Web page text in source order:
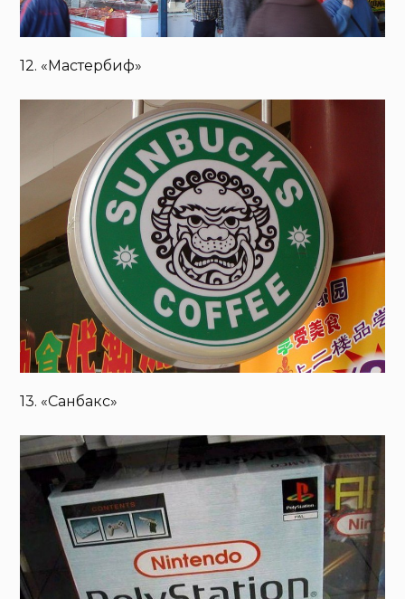
12. «Мастербиф»
13. «Санбакс»